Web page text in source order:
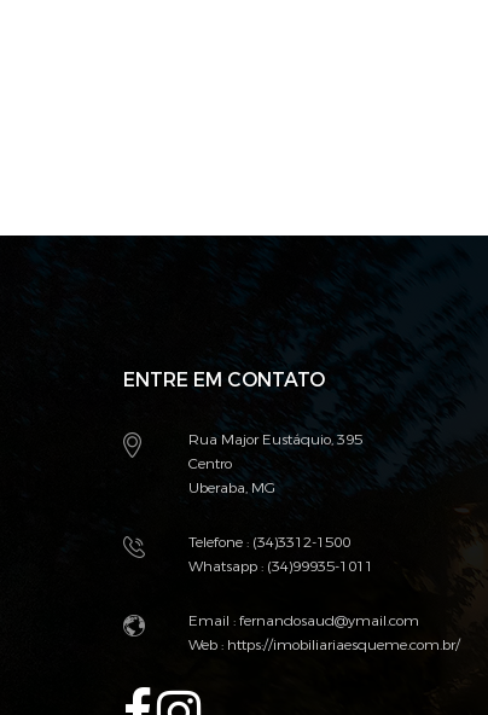
ENTRE EM CONTATO
Rua Major Eustáquio, 395
Centro
Uberaba, MG
Telefone : (34)3312-1500
Whatsapp : (34)99935-1011
Email :fernandosaud@ymail.com
Web : https://imobiliariaesqueme.com.br/